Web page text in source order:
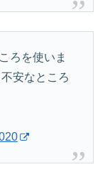
ろを使いま
安なところ